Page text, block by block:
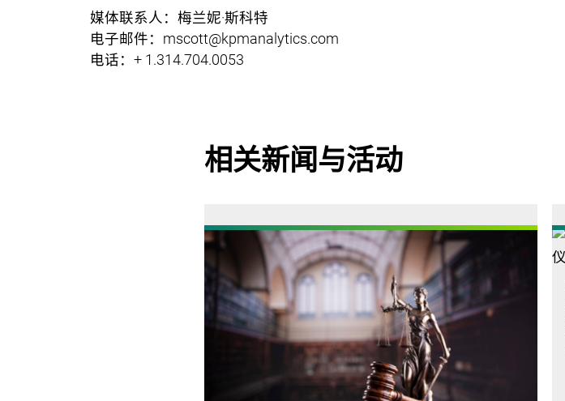
媒体联系人：梅兰妮·斯科特
电子邮件：mscott@kpmanalytics.com
电话：+ 1.314.704.0053
相关新闻与活动